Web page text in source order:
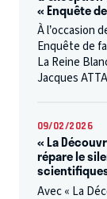
« Enquête
À l’occasion
Enquête de
La Reine
Jacques
09/02/2026
« La
répare le
Avec « La